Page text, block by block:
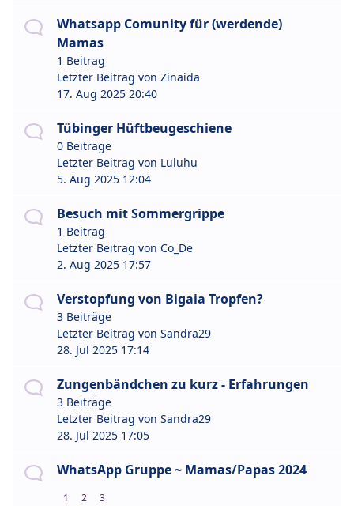
Whatsapp Comunity für (werdende)
Mamas
1 Beitrag
Letzter Beitrag von Zinaida
17. Aug 2025 20:40
Tübinger Hüftbeugeschiene
0 Beiträge
Letzter Beitrag von Luluhu
5. Aug 2025 12:04
Besuch mit Sommergrippe
1 Beitrag
Letzter Beitrag von Co_De
2. Aug 2025 17:57
Verstopfung von Bigaia Tropfen?
3 Beiträge
Letzter Beitrag von Sandra29
28. Jul 2025 17:14
Zungenbändchen zu kurz - Erfahrungen
3 Beiträge
Letzter Beitrag von Sandra29
28. Jul 2025 17:05
WhatsApp Gruppe ~ Mamas/Papas 2024
1 2 3